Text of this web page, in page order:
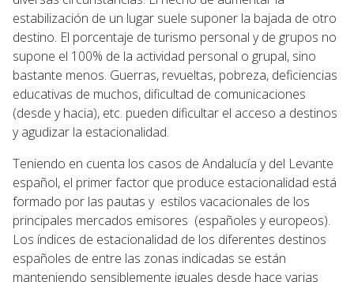
estabilización de un lugar suele suponer la bajada de otro
destino. El porcentaje de turismo personal y de grupos no
supone el 100% de la actividad personal o grupal, sino
bastante menos. Guerras, revueltas, pobreza, deficiencias
educativas de muchos, dificultad de comunicaciones
(desde y hacia), etc. pueden dificultar el acceso a destinos
y agudizar la estacionalidad.
Teniendo en cuenta los casos de Andalucía y del Levante
español, el primer factor que produce estacionalidad está
formado por las pautas y estilos vacacionales de los
principales mercados emisores (españoles y europeos).
Los índices de estacionalidad de los diferentes destinos
españoles de entre las zonas indicadas se están
manteniendo sensiblemente iguales desde hace varias